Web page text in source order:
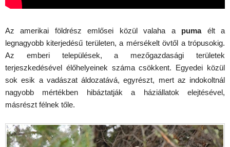
Az amerikai földrész emlősei közül valaha a pumaélt a
legnagyobb kiterjedésű területen, a mérsékelt övtől a trópusokig.
Az emberi települések, a mezőgazdasági területek
terjeszkedésével élőhelyeinek száma csökkent. Egyedei közül
sok esik a vadászat áldozatává, egyrészt, mert az indokoltnál
nagyobb mértékben hibáztatják a háziállatok elejtésével,
másrészt félnek tőle.